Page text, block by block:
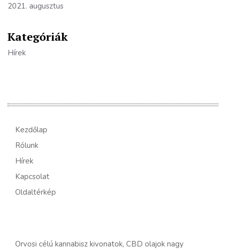
2021. augusztus
Kategóriák
Hírek
Kezdőlap
Rólunk
Hírek
Kapcsolat
Oldaltérkép
Orvosi célú kannabisz kivonatok, CBD olajok nagy